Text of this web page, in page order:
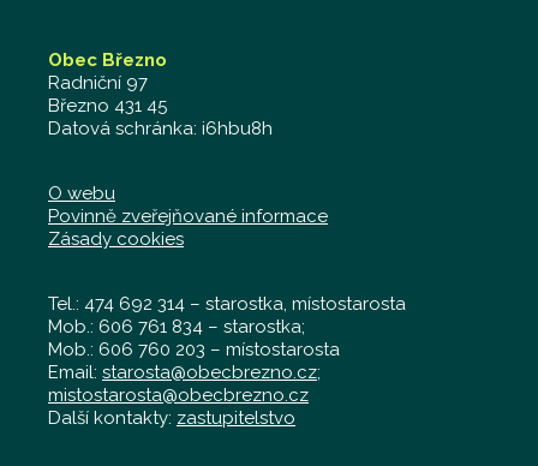
Obec Březno
Radniční 97
Březno 431 45
Datová schránka: i6hbu8h
O webu
Povinně zveřejňované informace
Zásady cookies
Tel.: 474 692 314 – starostka, místostarosta
Mob.: 606 761 834 – starostka;
Mob.: 606 760 203 – místostarosta
Email: starosta@obecbrezno.cz;
mistostarosta@obecbrezno.cz
Další kontakty: zastupitelstvo